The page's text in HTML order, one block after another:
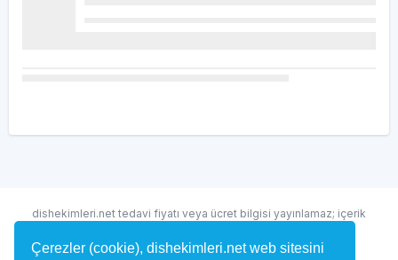
Çerezler (cookie), dishekimleri.net web sitesini
dishekimleri.net tedavi fiyatı veya ücret bilgisi yayınlamaz; içerik